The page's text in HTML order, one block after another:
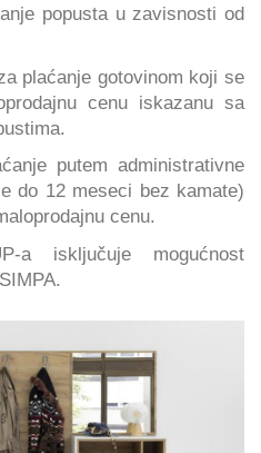
popusta u zavisnosti od
plaćanje gotovinom koji se
cenu iskazanu sa
putem administrativne
do 12 meseci bez kamate)
cenu.
a isključuje mogućnost
SIMPA.